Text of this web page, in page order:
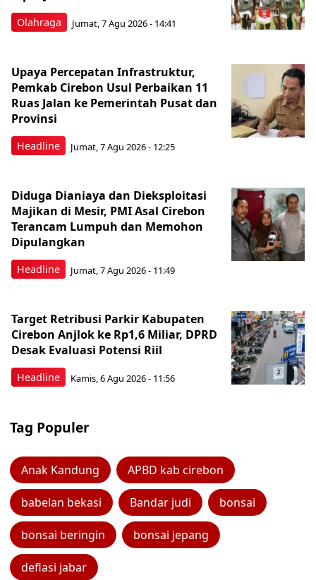
Olahraga Jumat, 7 Agu 2026 - 14:41
Headline
Upaya Percepatan Infrastruktur,
Pemkab Cirebon Usul Perbaikan 11
Ruas Jalan ke Pemerintah Pusat dan
Provinsi
Jumat, 7 Agu 2026 - 12:25
Headline
Diduga Dianiaya dan Dieksploitasi
Majikan di Mesir, PMI Asal Cirebon
Terancam Lumpuh dan Memohon
Dipulangkan
Jumat, 7 Agu 2026 - 11:49
Headline
Target Retribusi Parkir Kabupaten
Cirebon Anjlok ke Rp1,6 Miliar, DPRD
Desak Evaluasi Potensi Riil
Kamis, 6 Agu 2026 - 11:56
Tag Populer
Anak Kandung APBD kab cirebon
babelan bekasi Bandar judi bonsai
bonsai beringin bonsai jepang
deflasi jabar